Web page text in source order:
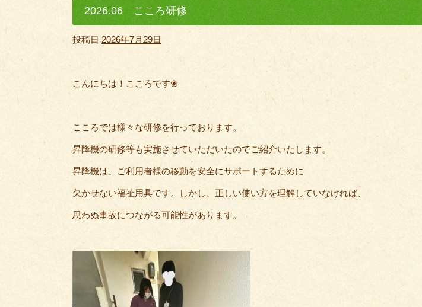
2026.06 こころ研修
投稿日 2026年7月29日
こんにちは！こころです❀
こころでは様々な研修を行っております。
昇降機の研修等も実施させていただいたのでご紹介いたします。
昇降機は、ご利用者様の移動を安全にサポートするために
欠かせない福祉用具です。しかし、正しい使い方を理解していなければ、
思わぬ事故につながる可能性があります。